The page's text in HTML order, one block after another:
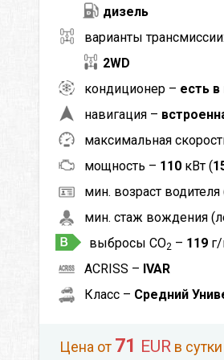
дизель
варианты трансмиссии:
2WD
кондиционер – есть в
навигация –
максимальная
мощность – 110 кВт (
мин. возраст водителя
мин. стаж вождения
выбросы CO2 – 119
ACRISS – IVAR
Класс – Средний
Цена от 71 EUR в сутки